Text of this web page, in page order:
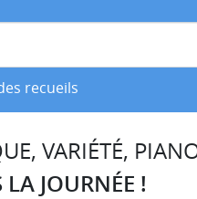
recueils
VARIÉTÉ,
JOURNÉE !